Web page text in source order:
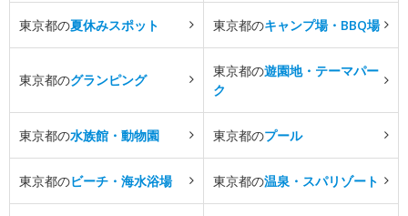
東京都の夏休みスポット 東京都のキャンプ場・BBQ場
東京都のグランピング
東京都の遊園地・テーマパー
ク
東京都の水族館・動物園 東京都のプール
東京都のビーチ・海水浴場 東京都の温泉・スパリゾート